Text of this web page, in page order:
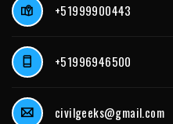
+51999900443
+51996946500
civilgeeks@gmail.com